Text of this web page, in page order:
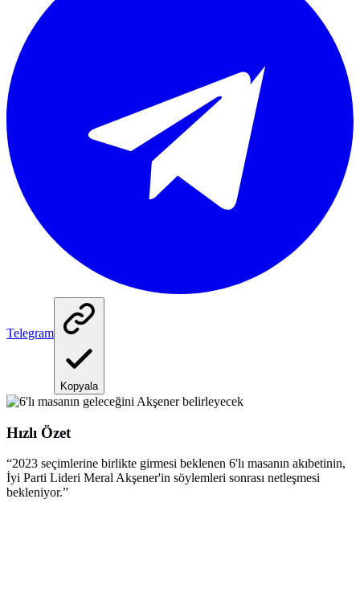
Telegram
Kopyala
Hızlı Özet
“2023 seçimlerine birlikte girmesi beklenen 6'lı masanın akıbetinin,
İyi Parti Lideri Meral Akşener'in söylemleri sonrası netleşmesi
bekleniyor.”